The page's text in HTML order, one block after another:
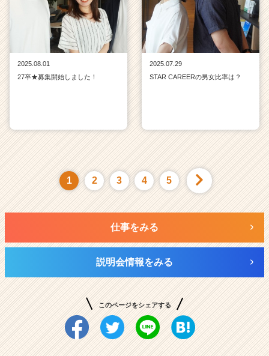
2025.08.01
27卒★募集開始しました！
2025.07.29
STAR CAREERの男女比率は？
1 2 3 4 5
仕事をみる
説明会情報をみる
このページをシェアする